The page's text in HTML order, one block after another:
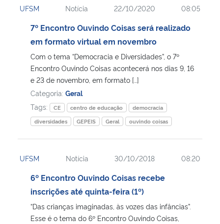
Ministério da Cidadania
Ministério de Minas e Energia
Ministério da Ciência, Tecnologia, Inovações e Comunicações
Ministério do Meio Ambiente
Ministério do Turismo
Ministério do Desenvolvimento Regional
Controladoria-Geral da União
Ministério da Mulher, da Família e dos Direitos Humanos
UFSM Notícia 22/10/2020 08:05
7º Encontro Ouvindo Coisas será realizado
em formato virtual em novembro
Com o tema “Democracia e Diversidades”, o 7º
Encontro Ouvindo Coisas acontecerá nos dias 9, 16
e 23 de novembro, em formato […]
Categoria: Geral
Tags:
CE centro de educação
democracia
diversidades
GEPEIS Geral ouvindo coisas
UFSM Notícia 30/10/2018 08:20
6º Encontro Ouvindo Coisas recebe
inscrições até quinta-feira (1º)
“Das crianças imaginadas, às vozes das infâncias”.
Esse é o tema do 6º Encontro Ouvindo Coisas,